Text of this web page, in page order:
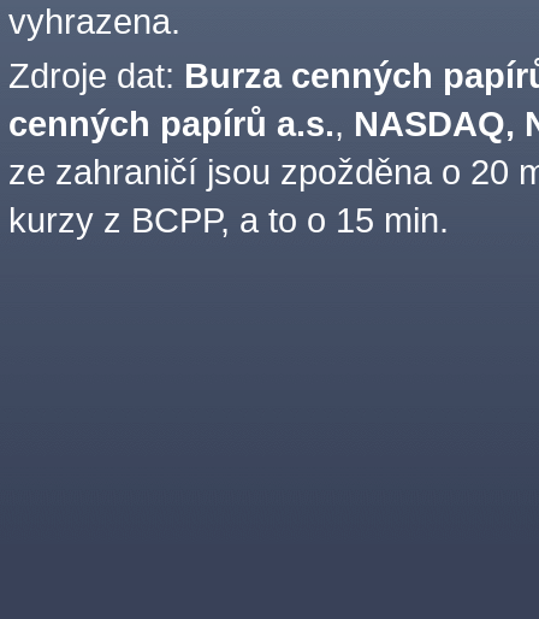
vyhrazena.
Zdroje dat: Burza cenných
cenných papírů a.s., NASDAQ,
ze zahraničí jsou zpožděna o 20
kurzy z BCPP, a to o 15 min.